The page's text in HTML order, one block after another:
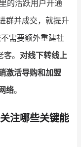
的活跃用户开通
群并成交，就提升
需要额外重建社
。 对线下转线上
激活导购和加盟
络。
注哪些关键能